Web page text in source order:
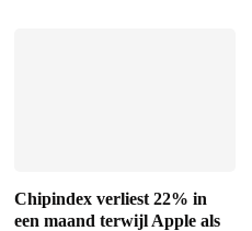
Chipindex verliest 22% in
een maand terwijl Apple als